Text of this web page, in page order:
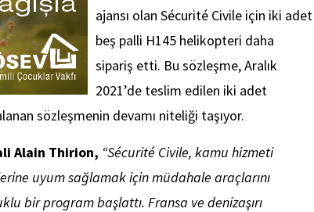
ajansı olan Sécurité Civile için iki adet
beş palli H145 helikopteri daha
sipariş etti. Bu sözleşme, Aralık
2021’de teslim edilen iki adet
sözleşmenin devamı niteliği taşıyor.
Alain Thirion, “Sécurité Civile, kamu hizmeti
uyum sağlamak için müdahale araçlarını
bir program başlattı. Fransa ve denizaşırı